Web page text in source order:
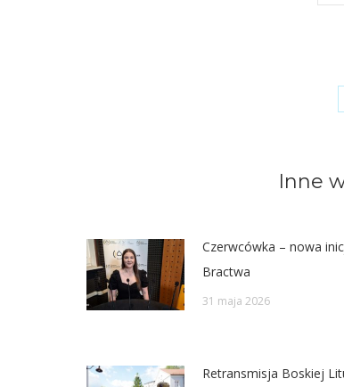
Inne
Czerwcówka – nowa
Bractwa
31 maja 2026
Retransmisja Boskiej